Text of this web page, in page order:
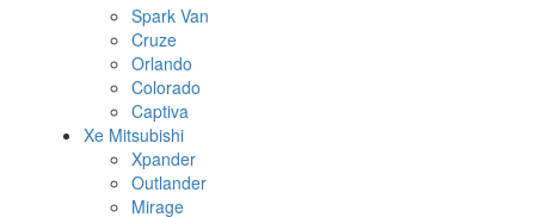
Spark Van
Cruze
Orlando
Colorado
Captiva
Xe Mitsubishi
Xpander
Outlander
Mirage